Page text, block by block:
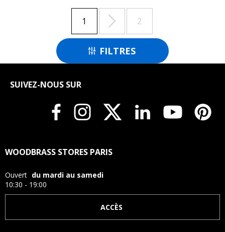
 FILTRES
1 2

SUIVEZ-NOUS SUR
WOODBRASS STORES PARIS
Ouvert du mardi au samedi
10:30 - 19:00
ACCÈS